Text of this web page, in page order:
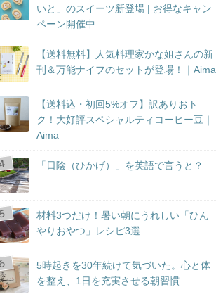
いと」のスイーツ新登場 | お得なキャン
ペーン開催中
【送料無料】人気料理家かな姐さんの新
刊＆万能ナイフのセットが登場！｜Aima
【送料込・初回5%オフ】訳ありおト
ク！大好評スペシャルティコーヒー豆｜
Aima
「日陰（ひかげ）」を英語で言うと？
材料3つだけ！暑い朝にうれしい「ひん
やりおやつ」レシピ3選
5時起きを30年続けて気づいた。心と体
を整え、1日を充実させる朝習慣